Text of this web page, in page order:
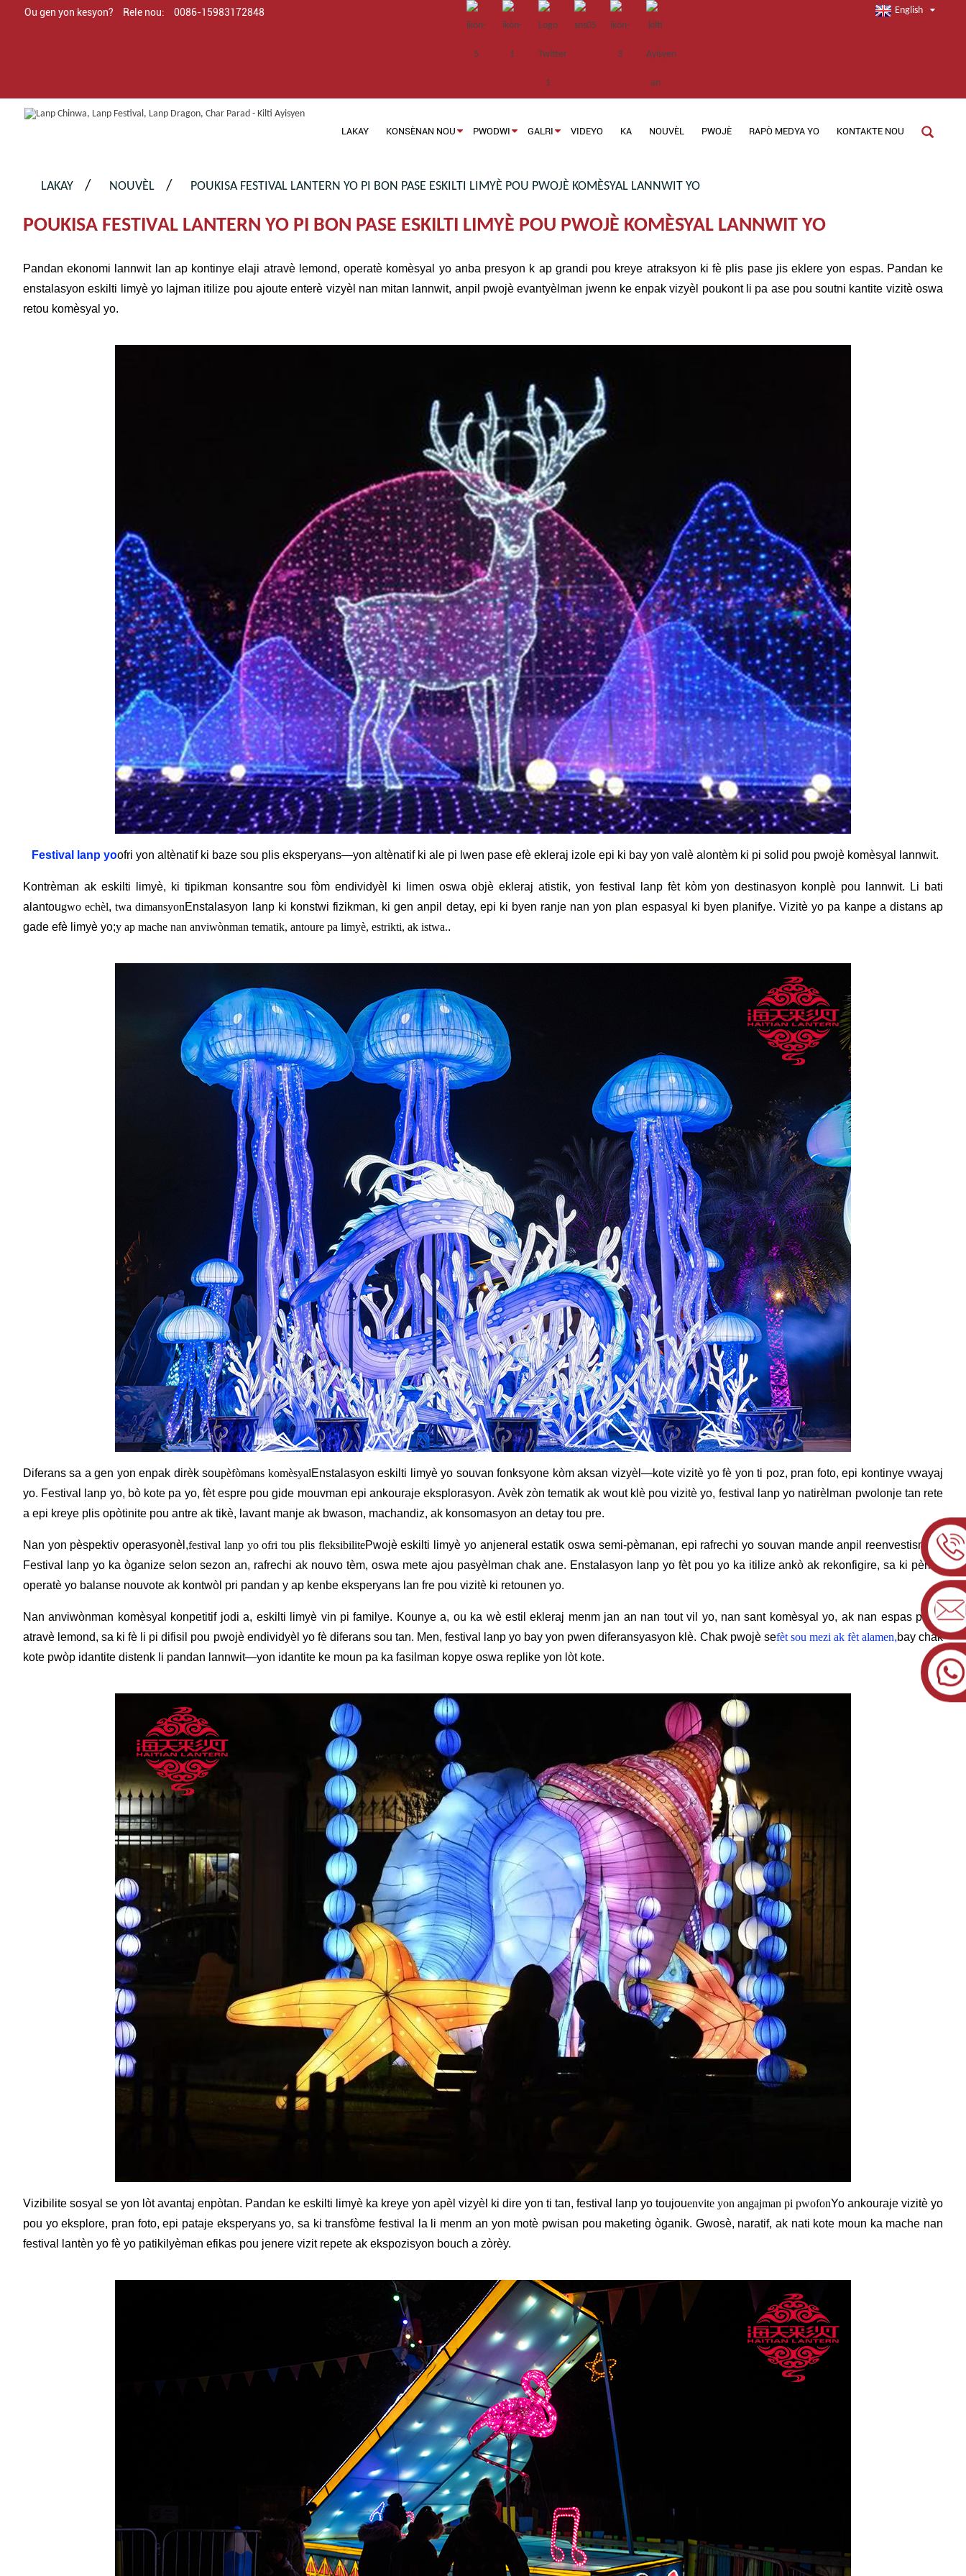
Ou gen yon kesyon? Rele nou: 0086-15983172848 English
LAKAY KONSÈNAN NOU PWODWI GALRI VIDEYO KA NOUVÈL PWOJÈ RAPÒ MEDYA YO KONTAKTE NOU
LAKAY NOUVÈL POUKISA FESTIVAL LANTERN YO PI BON PASE ESKILTI LIMYÈ POU PWOJÈ KOMÈSYAL LANNWIT YO
POUKISA FESTIVAL LANTERN YO PI BON PASE ESKILTI LIMYÈ POU PWOJÈ KOMÈSYAL LANNWIT YO
Pandan ekonomi lannwit lan ap kontinye elaji atravè lemond, operatè komèsyal yo anba presyon k ap grandi pou kreye atraksyon ki fè plis pase jis eklere yon espas. Pandan ke
enstalasyon eskilti limyè yo lajman itilize pou ajoute enterè vizyèl nan mitan lannwit, anpil pwojè evantyèlman jwenn ke enpak vizyèl poukont li pa ase pou soutni kantite vizitè oswa
retou komèsyal yo.
Festival lanp yoofri yon altènatif ki baze sou plis eksperyans—yon altènatif ki ale pi lwen pase efè ekleraj izole epi ki bay yon valè alontèm ki pi solid pou pwojè komèsyal lannwit.
Kontrèman ak eskilti limyè, ki tipikman konsantre sou fòm endividyèl ki limen oswa objè ekleraj atistik, yon festival lanp fèt kòm yon destinasyon konplè pou lannwit. Li bati
alantougwo echèl,twa dimansyonEnstalasyon lanp ki konstwi fizikman, ki gen anpil detay, epi ki byen ranje nan yon plan espasyal ki byen planifye. Vizitè yo pa kanpe a distans ap
gade efè limyè yo;y ap mache nan anviwònman tematik, antoure pa limyè, estrikti, ak istwa..
Diferans sa a gen yon enpak dirèk soupèfòmans komèsyalEnstalasyon eskilti limyè yo souvan fonksyone kòm aksan vizyèl—kote vizitè yo fè yon ti poz, pran foto, epi kontinye vwayaj
yo. Festival lanp yo, bò kote pa yo, fèt espre pou gide mouvman epi ankouraje eksplorasyon. Avèk zòn tematik ak wout klè pou vizitè yo, festival lanp yo natirèlman pwolonje tan rete
a epi kreye plis opòtinite pou antre ak tikè, lavant manje ak bwason, machandiz, ak konsomasyon an detay tou pre.
Nan yon pèspektiv operasyonèl,festival lanp yo ofri tou plis fleksibilitePwojè eskilti limyè yo anjeneral estatik oswa semi-pèmanan, epi rafrechi yo souvan mande anpil reenvestisman.
Festival lanp yo ka òganize selon sezon an, rafrechi ak nouvo tèm, oswa mete ajou pasyèlman chak ane. Enstalasyon lanp yo fèt pou yo ka itilize ankò ak rekonfigire, sa ki pèmèt
operatè yo balanse nouvote ak kontwòl pri pandan y ap kenbe eksperyans lan fre pou vizitè ki retounen yo.
Nan anviwònman komèsyal konpetitif jodi a, eskilti limyè vin pi familye. Kounye a, ou ka wè estil ekleraj menm jan an nan tout vil yo, nan sant komèsyal yo, ak nan espas piblik
atravè lemond, sa ki fè li pi difisil pou pwojè endividyèl yo fè diferans sou tan. Men, festival lanp yo bay yon pwen diferansyasyon klè. Chak pwojè sefèt sou mezi ak fèt alamen,bay chak
kote pwòp idantite distenk li pandan lannwit—yon idantite ke moun pa ka fasilman kopye oswa replike yon lòt kote.
Vizibilite sosyal se yon lòt avantaj enpòtan. Pandan ke eskilti limyè ka kreye yon apèl vizyèl ki dire yon ti tan, festival lanp yo toujouenvite yon angajman pi pwofonYo ankouraje vizitè yo
pou yo eksplore, pran foto, epi pataje eksperyans yo, sa ki transfòme festival la li menm an yon motè pwisan pou maketing òganik. Gwosè, naratif, ak nati kote moun ka mache nan
festival lantèn yo fè yo patikilyèman efikas pou jenere vizit repete ak ekspozisyon bouch a zòrèy.